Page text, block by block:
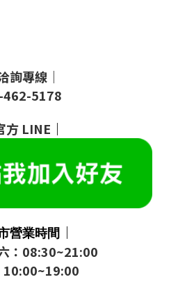
詢專線｜
462-5178
方 LINE ｜
營業時間 ｜
：08:30~21:00
10:00~19:00